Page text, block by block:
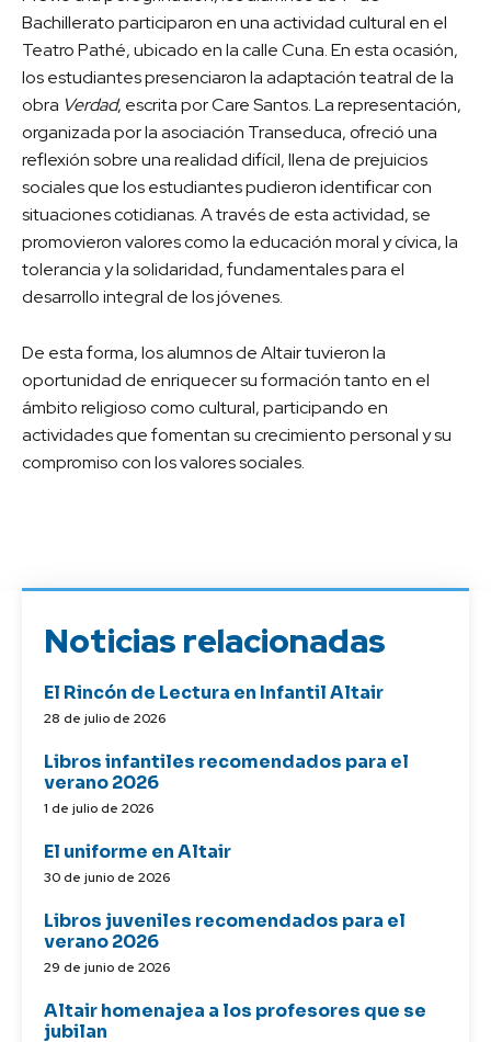
Bachillerato participaron en una actividad cultural en el
Teatro Pathé, ubicado en la calle Cuna. En esta ocasión,
los estudiantes presenciaron la adaptación teatral de la
obra Verdad, escrita por Care Santos. La representación,
organizada por la asociación Transeduca, ofreció una
reflexión sobre una realidad difícil, llena de prejuicios
sociales que los estudiantes pudieron identificar con
situaciones cotidianas. A través de esta actividad, se
promovieron valores como la educación moral y cívica, la
tolerancia y la solidaridad, fundamentales para el
desarrollo integral de los jóvenes.
De esta forma, los alumnos de Altair tuvieron la
oportunidad de enriquecer su formación tanto en el
ámbito religioso como cultural, participando en
actividades que fomentan su crecimiento personal y su
compromiso con los valores sociales.
Noticias relacionadas
El Rincón de Lectura en Infantil Altair
28 de julio de 2026
Libros infantiles recomendados para el
verano 2026
1 de julio de 2026
El uniforme en Altair
30 de junio de 2026
Libros juveniles recomendados para el
verano 2026
29 de junio de 2026
Altair homenajea a los profesores que se
jubilan